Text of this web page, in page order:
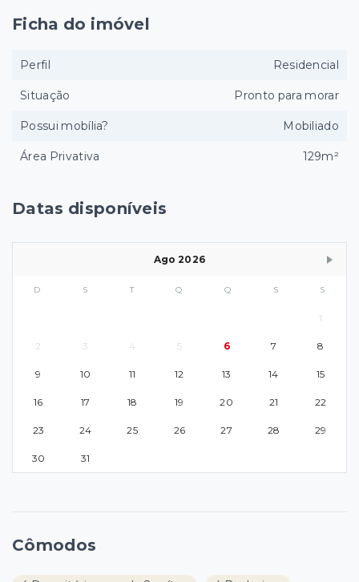
Datas disponíveis
Ago 2026
D S T Q Q S S
1
2 3 4 5 6 7 8
9 10 11 12 13 14 15
16 17 18 19 20 21 22
23 24 25 26 27 28 29
30 31
Cômodos
Ficha do imóvel
Perfil Residencial
Situação Pronto para morar
Possui mobília? Mobiliado
Área Privativa 129m²